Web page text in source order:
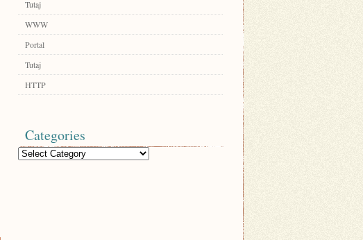
Tutaj
WWW
Portal
Tutaj
HTTP
Categories
Categories